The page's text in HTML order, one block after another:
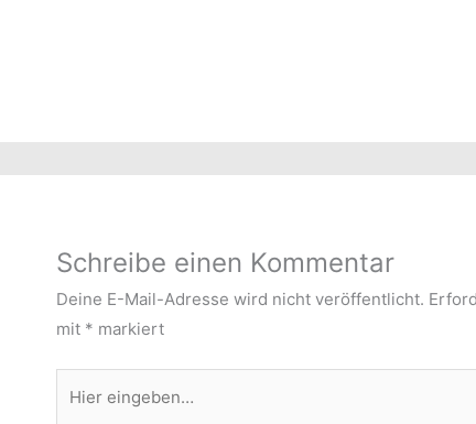
Schreibe einen Kommentar
Deine E-Mail-Adresse wird nicht veröffentlicht.
mit * markiert
eingeben…